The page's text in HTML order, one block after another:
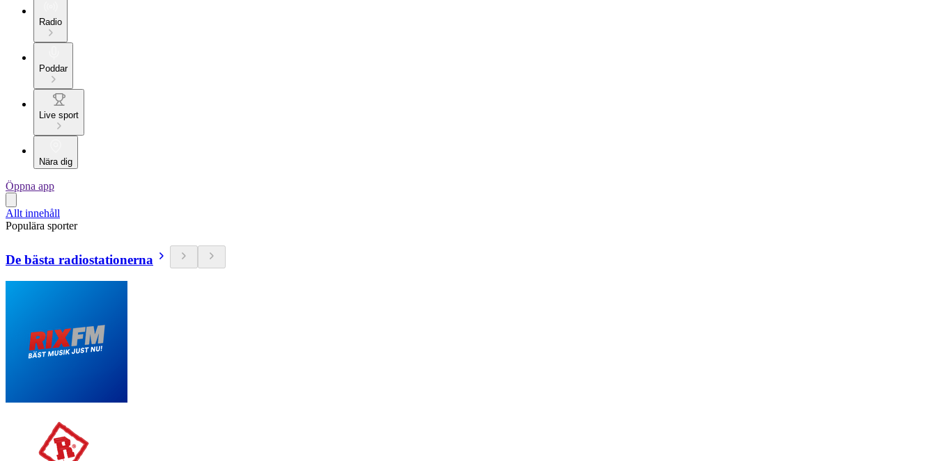
Radio
Poddar
Live sport
Nära dig
Öppna app
Allt innehåll
Populära sporter
De bästa radiostationerna